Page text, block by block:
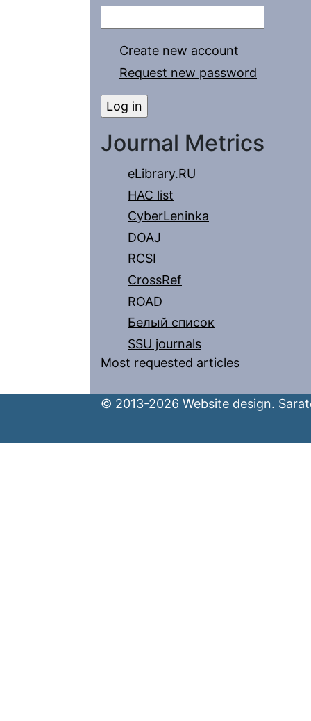
Create new account
Request new password
Journal Metrics
eLibrary.RU
HAC list
CyberLeninka
DOAJ
RCSI
CrossRef
ROAD
Белый список
SSU journals
Most requested articles
© 2013-2026 Website design.